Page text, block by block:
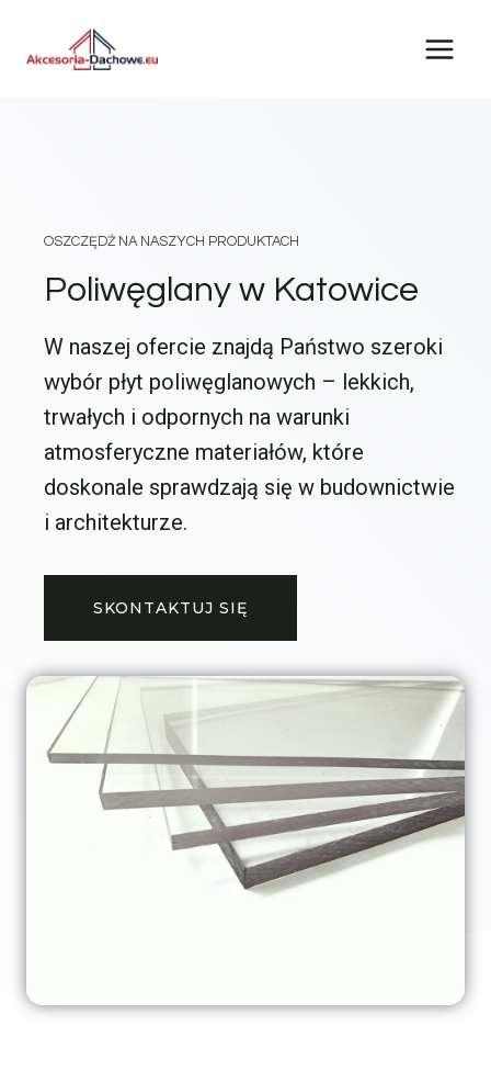
OSZCZĘDŹ NA NASZYCH PRODUKTACH
Poliwęglany w Katowice
W naszej ofercie znajdą Państwo szeroki
wybór płyt poliwęglanowych – lekkich,
trwałych i odpornych na warunki
atmosferyczne materiałów, które
doskonale sprawdzają się w budownictwie
i architekturze.
SKONTAKTUJ SIĘ